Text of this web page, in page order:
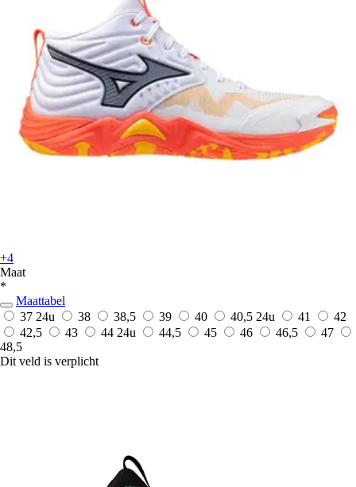
+4
Maat
*
Maattabel
37 24u 38 38,5 39 40 40,5 24u 41
42
42,5
43 44 24u 44,5 45 46 46,5
47
48,5
Dit veld is verplicht